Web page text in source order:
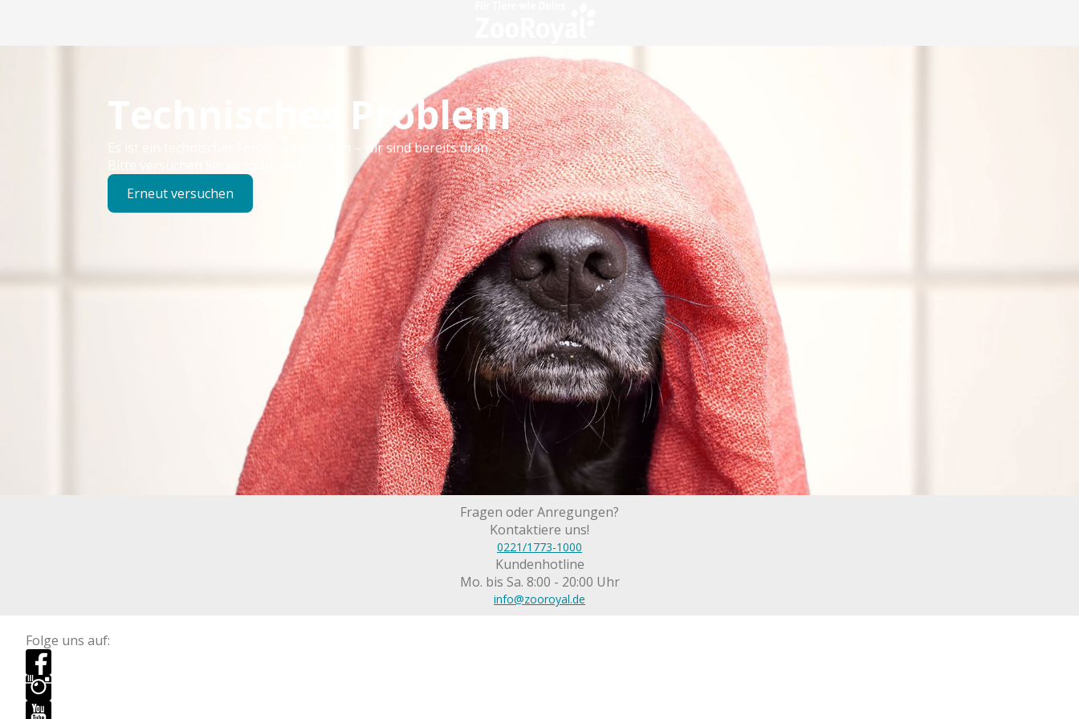
Technisches Problem
Es ist ein technischer Fehler aufgetreten – wir sind bereits dran.
Bitte versuchen Sie es später erneut.
Erneut versuchen
Fragen oder Anregungen?
Kontaktiere uns!
0221/1773-1000
Kundenhotline
Mo. bis Sa. 8:00 - 20:00 Uhr
info@zooroyal.de
Folge uns auf: